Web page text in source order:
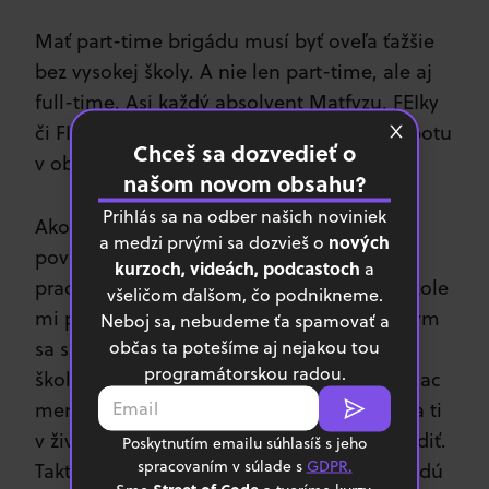
Mať part-time brigádu musí byť oveľa ťažšie
bez vysokej školy. A nie len part-time, ale aj
full-time. Asi každý absolvent Matfyzu, FEIky
či FITky s oblasťou informatiky si nájde robotu
v obore.
Ako ďalšiu výhody ísť na vysokú školu
považujem samotný fakt, že nemusíš ísť
pracovať. Plne sa zamestnať po strednej škole
mi príde veľmi skoro a trochu smutné. S tým
sa spája aj to, že keďže budeš na vysokej
škole dajme tomu 5 rokov, tak stihnes aj viac
mentálne dozrieť a lepšie sa spoznať, čo sa ti
v živote dospelého človeka bude veľmi hodiť.
Taktiež môžeš spraviť pár chýb, ktoré nebudú
Chceš sa dozvedieť o
našom novom obsahu?
Prihlás sa na odber našich noviniek
a medzi prvými sa dozvieš o nových
kurzoch, videách, podcastoch a
všeličom ďalšom, čo podnikneme.
Neboj sa, nebudeme ťa spamovať a
občas ta potešíme aj nejakou tou
programátorskou radou.
Poskytnutím emailu súhlasíš s jeho
spracovaním v súlade s GDPR.